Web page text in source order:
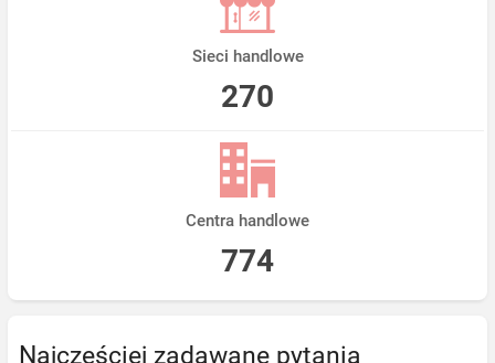
Sieci handlowe
270
Centra handlowe
774
Najczęściej zadawane pytania